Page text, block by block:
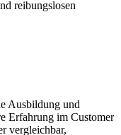
reibungslosen
Ausbildung und
Erfahrung im Customer
vergleichbar,